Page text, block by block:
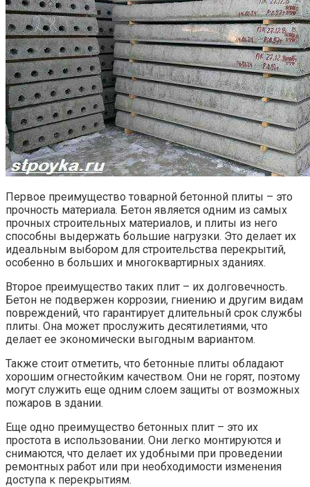
Первое преимущество товарной бетонной плиты – это
прочность материала. Бетон является одним из самых
прочных строительных материалов, и плиты из него
способны выдержать большие нагрузки. Это делает их
идеальным выбором для строительства перекрытий,
особенно в больших и многоквартирных зданиях.
Второе преимущество таких плит – их долговечность.
Бетон не подвержен коррозии, гниению и другим видам
повреждений, что гарантирует длительный срок службы
плиты. Она может прослужить десятилетиями, что
делает ее экономически выгодным вариантом.
Также стоит отметить, что бетонные плиты обладают
хорошим огнестойким качеством. Они не горят, поэтому
могут служить еще одним слоем защиты от возможных
пожаров в здании.
Еще одно преимущество бетонных плит – это их
простота в использовании. Они легко монтируются и
снимаются, что делает их удобными при проведении
ремонтных работ или при необходимости изменения
доступа к перекрытиям.